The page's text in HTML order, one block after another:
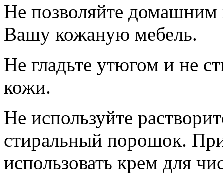
Не позволяйте домашним
Вашу кожаную мебель.
Не гладьте утюгом и не
кожи.
Не используйте
стиральный порошок.
использовать крем для